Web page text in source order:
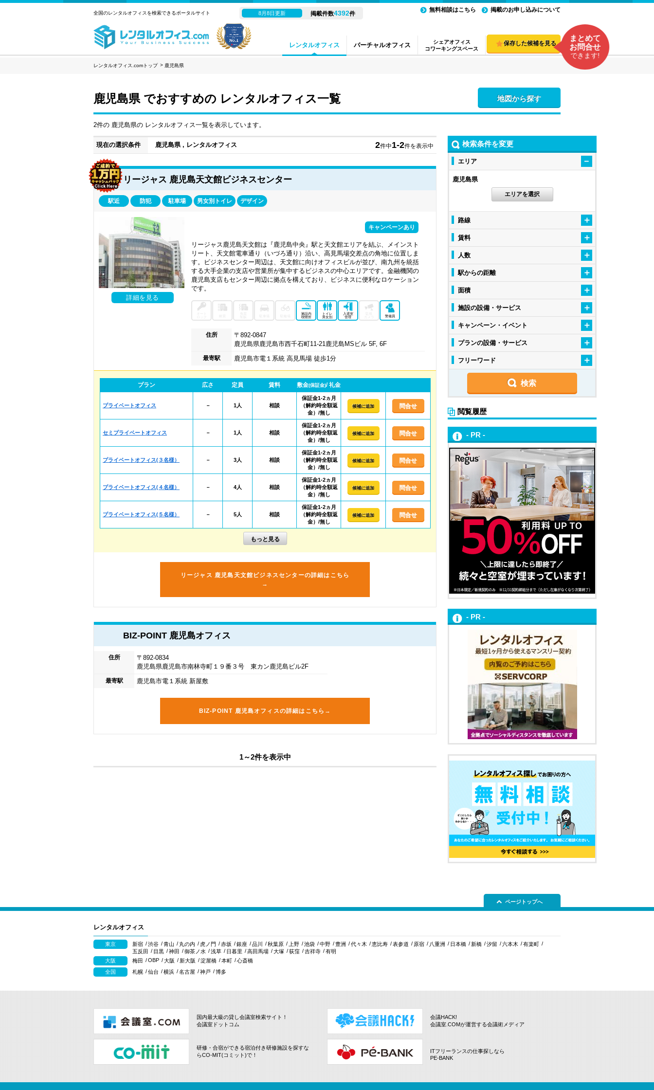
レンタルオフィス バーチャルオフィス
シェアオフィス
コワーキングスペース
全国のレンタルオフィスを検索できるポータルサイト 8月8日更新 掲載件数4392件
無料相談はこちら 掲載のお申し込みについて
保存した候補を見る
まとめて
お問合せ
できます!
レンタルオフィス.comトップ 鹿児島県
鹿児島県 でおすすめの レンタルオフィス一覧 地図から探す
2件の 鹿児島県の レンタルオフィス一覧を表示しています。
現在の選択条件 鹿児島県 , レンタルオフィス 2件中1-2件を表示中
リージャス 鹿児島天文館ビジネスセンター
駅近 防犯 駐車場 男女別トイレ デザイン
詳細を見る
キャンペーンあり
リージャス鹿児島天文館は『鹿児島中央』駅と天文館エリアを結ぶ、メインスト
リート、天文館電車通り（いづろ通り）沿い、高見馬場交差点の角地に位置しま
す。ビジネスセンター周辺は、天文館に向けオフィスビルが並び、南九州を統括
する大手企業の支店や営業所が集中するビジネスの中心エリアです。金融機関の
鹿児島支店もセンター周辺に拠点を構えており、ビジネスに便利なロケーション
です。
施設内
喫煙所
トイレ
男女別
入退室
管理
警備員
住所
〒892-0847
鹿児島県鹿児島市西千石町11-21鹿児島MSビル 5F, 6F
最寄駅 鹿児島市電１系統 高見馬場 徒歩1分
プラン 広さ 定員 賃料 敷金(保証金)/ 礼金
プライベートオフィス － 1人 相談
保証金1-2ヵ月
（解約時全額返
金）/無し
候補に追加 問合せ
セミプライベートオフィス － 1人 相談
保証金1-2ヵ月
（解約時全額返
金）/無し
候補に追加 問合せ
プライベートオフィス(３名様） － 3人 相談
保証金1-2ヵ月
（解約時全額返
金）/無し
候補に追加 問合せ
プライベートオフィス(４名様） － 4人 相談
保証金1-2ヵ月
（解約時全額返
金）/無し
候補に追加 問合せ
プライベートオフィス(５名様） － 5人 相談
保証金1-2ヵ月
（解約時全額返
金）/無し
候補に追加 問合せ
リージャス 鹿児島天文館ビジネスセンターの詳細はこちら
→
BIZ-POINT 鹿児島オフィス
住所
〒892-0834
鹿児島県鹿児島市南林寺町１９番３号 東カン鹿児島ビル2F
最寄駅 鹿児島市電１系統 新屋敷
BIZ-POINT 鹿児島オフィスの詳細はこちら→
1～2件を表示中
検索条件を変更
エリア
鹿児島県
エリアを選択
路線
賃料
人数
駅からの距離
面積
施設の設備・サービス
キャンペーン・イベント
プランの設備・サービス
フリーワード
閲覧履歴
- PR -
- PR -
ページトップへ
レンタルオフィス
東京 新宿 渋谷 青山 丸の内 虎ノ門 赤坂 銀座 品川 秋葉原 上野 池袋 中野 豊洲 代々木 恵比寿 表参道 原宿 八重洲 日本橋 新橋 汐留 六本木
有楽町
五反田
目黒 神田 御茶ノ水 浅草 日暮里 高田馬場 大塚 荻窪 吉祥寺
有明
大阪
梅田 OBP 大阪 新大阪 淀屋橋 本町
心斎橋
全国
札幌 仙台 横浜 名古屋 神戸 博多
国内最大級の貸し会議室検索サイト！
会議室ドットコム
会議HACK!
会議室.COMが運営する会議術メディア
研修・合宿ができる宿泊付き研修施設を探すな
らCO-MIT(コミット)で！
ITフリーランスの仕事探しなら
PE-BANK